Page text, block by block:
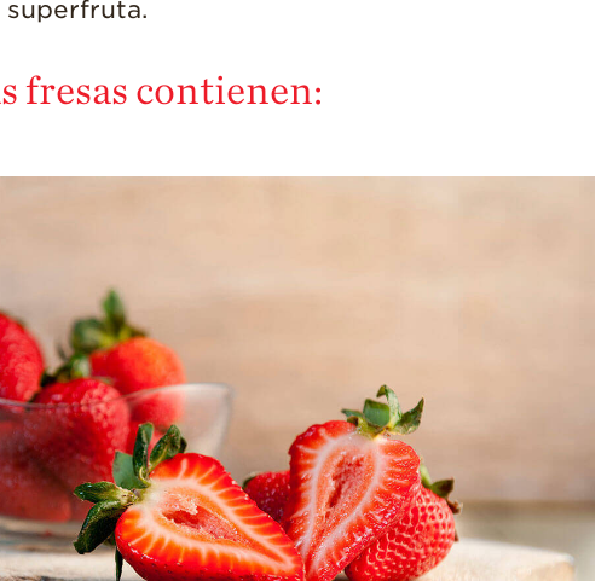
Videos de Recetas
Historias de
Agricultores
superfruta.
fresas contienen: